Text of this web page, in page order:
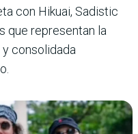
con Hikuai, Sadistic
que representan la
consolidada